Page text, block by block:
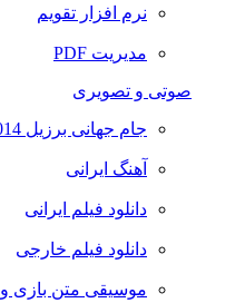
نرم افزار تقویم
مدیریت PDF
صوتی و تصویری
جام جهانی برزیل 2014
آهنگ ایرانی
دانلود فیلم ایرانی
دانلود فیلم خارجی
موسیقی متن بازی و فیلم